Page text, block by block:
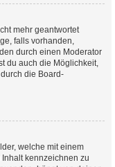
mehr geantwortet
falls vorhanden,
durch einen Moderator
du auch die Möglichkeit,
die Board-
welche mit einem
kennzeichnen zu